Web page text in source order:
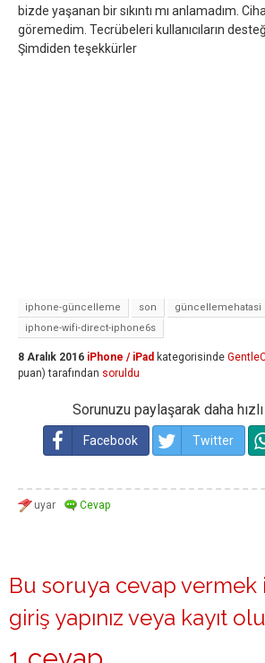
bizde yaşanan bir sıkıntı mı anlamadım.
göremedim. Tecrübeleri kullanıcıların
Şimdiden teşekkürler
iphone-güncelleme son
güncellemehatasi
iphone-wifi-direct-iphone6s
8 Aralık 2016 iPhone / iPad kategorisinde
puan) tarafından soruldu
Sorunuzu paylaşarak daha
Facebook Twitter
Bu soruya cevap
giriş yapınız veya kayıt